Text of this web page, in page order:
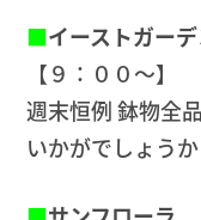
■イーストガー
【９：００～】
週末恒例 鉢物全
いかがでしょうか